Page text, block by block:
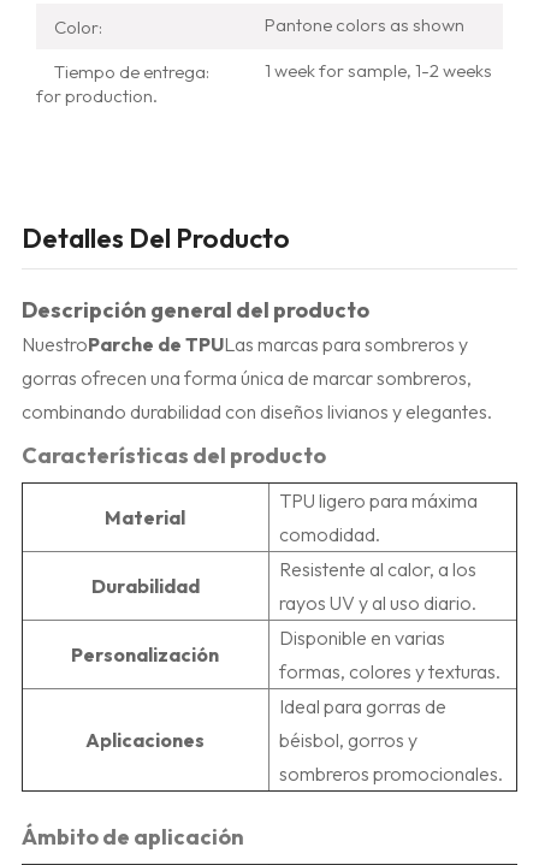
Color: Pantone colors as shown
Tiempo de entrega:
1 week for sample, 1-2 weeks
for production.
Detalles Del Producto
Descripción general del producto
NuestroParche de TPULas marcas para sombreros y
gorras ofrecen una forma única de marcar sombreros,
combinando durabilidad con diseños livianos y elegantes.
Características del producto
Material
TPU ligero para máxima
comodidad.
Durabilidad
Resistente al calor, a los
rayos UV y al uso diario.
Personalización
Disponible en varias
formas, colores y texturas.
Aplicaciones
Ideal para gorras de
béisbol, gorros y
sombreros promocionales.
Ámbito de aplicación